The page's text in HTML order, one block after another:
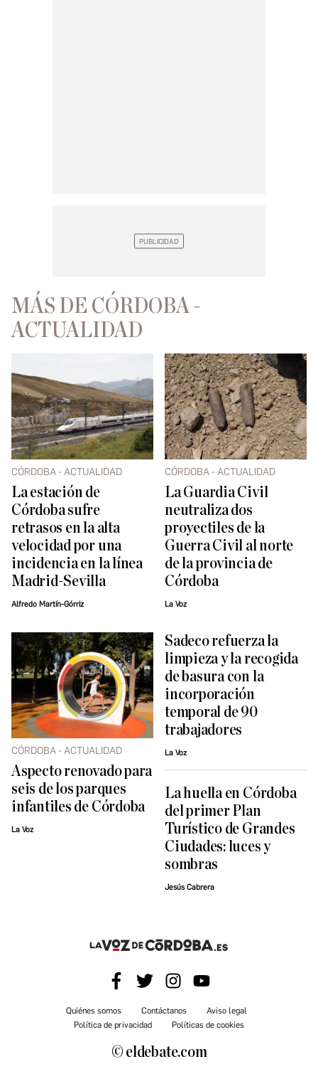
MÁS DE CÓRDOBA -
ACTUALIDAD
CÓRDOBA - ACTUALIDAD
La estación de
Córdoba sufre
retrasos en la alta
velocidad por una
incidencia en la línea
Madrid-Sevilla
Alfredo Martín-Górriz
CÓRDOBA - ACTUALIDAD
La Guardia Civil
neutraliza dos
proyectiles de la
Guerra Civil al norte
de la provincia de
Córdoba
La Voz
CÓRDOBA - ACTUALIDAD
Aspecto renovado para
seis de los parques
infantiles de Córdoba
La Voz
Sadeco refuerza la
limpieza y la recogida
de basura con la
incorporación
temporal de 90
trabajadores
La Voz
La huella en Córdoba
del primer Plan
Turístico de Grandes
Ciudades: luces y
sombras
Jesús Cabrera
Quiénes somos Contáctanos
Aviso legal
Política de privacidad
Políticas de cookies
© eldebate.com